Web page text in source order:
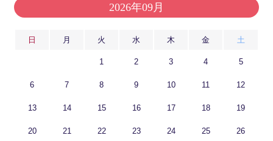
2026年09月
日 月 火 水 木 金 土
1 2 3 4 5
6 7 8 9 10 11 12
13 14 15 16 17 18 19
20 21 22 23 24 25 26